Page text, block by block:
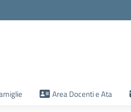
Area Docenti e Ata